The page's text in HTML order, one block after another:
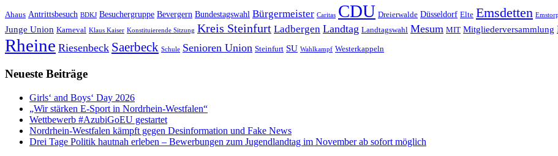
Ahaus Antrittsbesuch BDKJ Besuchergruppe Bevergern Bundestagswahl Bürgermeister Caritas CDU Dreierwalde Düsseldorf Elte Emsdetten
Junge Union Karneval Klaus Kaiser Konstituierende Sitzung Kreis Steinfurt Ladbergen Landtag Landtagswahl Mesum MIT Mitgliederversammlung
Rheine Riesenbeck Saerbeck Schule Senioren Union Steinfurt SU Wahlkampf Westerkappeln
Neueste Beiträge
Girls‘ and Boys‘ Day 2026
„Wir stärken E-Sport in Nordrhein-Westfalen“
Wettbewerb #AzubiGoEU gestartet
Nordrhein-Westfalen kämpft gegen Desinformation und Fake News
Drei Tage Politik hautnah erleben – Bewerbungen zum Jugendlandtag im November ab sofort möglich